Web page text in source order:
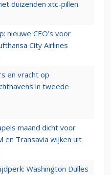
duizenden xtc-pillen
nieuwe CEO’s voor
City Airlines
en vracht op
in tweede
maand dicht voor
en Transavia wijken uit
Washington Dulles